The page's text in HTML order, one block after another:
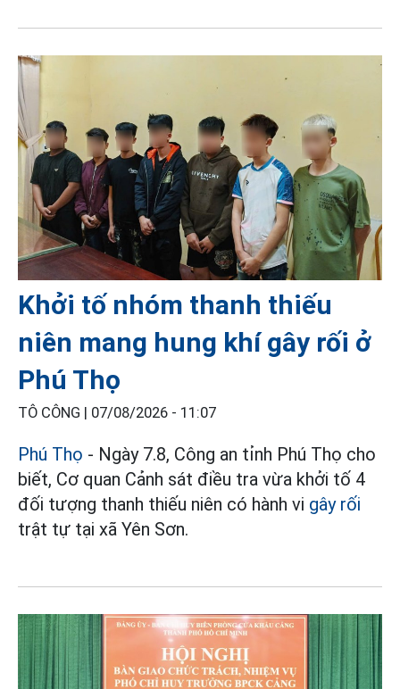
Khởi tố nhóm thanh thiếu
niên mang hung khí gây rối ở
Phú Thọ
TÔ CÔNG | 07/08/2026 - 11:07
Phú Thọ - Ngày 7.8, Công an tỉnh Phú Thọ cho
biết, Cơ quan Cảnh sát điều tra vừa khởi tố 4
đối tượng thanh thiếu niên có hành vi gây rối
trật tự tại xã Yên Sơn.